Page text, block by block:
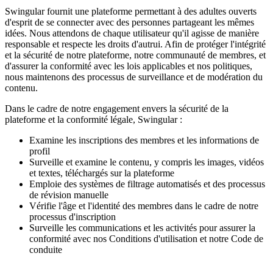
Swingular fournit une plateforme permettant à des adultes ouverts
d'esprit de se connecter avec des personnes partageant les mêmes
idées. Nous attendons de chaque utilisateur qu'il agisse de manière
responsable et respecte les droits d'autrui. Afin de protéger l'intégrité
et la sécurité de notre plateforme, notre communauté de membres, et
d'assurer la conformité avec les lois applicables et nos politiques,
nous maintenons des processus de surveillance et de modération du
contenu.
Dans le cadre de notre engagement envers la sécurité de la
plateforme et la conformité légale, Swingular :
Examine les inscriptions des membres et les informations de
profil
Surveille et examine le contenu, y compris les images, vidéos
et textes, téléchargés sur la plateforme
Emploie des systèmes de filtrage automatisés et des processus
de révision manuelle
Vérifie l'âge et l'identité des membres dans le cadre de notre
processus d'inscription
Surveille les communications et les activités pour assurer la
conformité avec nos Conditions d'utilisation et notre Code de
conduite